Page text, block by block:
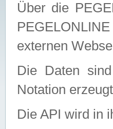
Über die
externen
Die Daten
Notation
Die API wird in